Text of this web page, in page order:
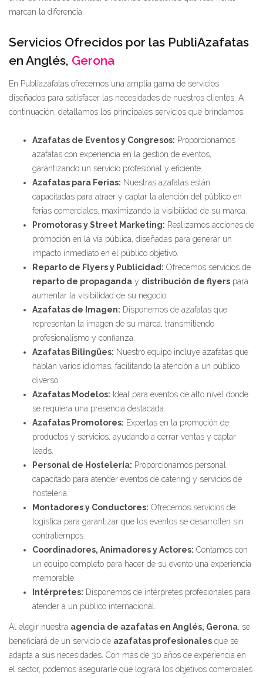
marcan la diferencia.
Servicios Ofrecidos por las PubliAzafatas
en Anglés, Gerona
En Publiazafatas ofrecemos una amplia gama de servicios
diseñados para satisfacer las necesidades de nuestros clientes. A
continuación, detallamos los principales servicios que brindamos:
Azafatas de Eventos y Congresos: Proporcionamos
azafatas con experiencia en la gestión de eventos,
garantizando un servicio profesional y eficiente.
Azafatas para Ferias: Nuestras azafatas están
capacitadas para atraer y captar la atención del público en
ferias comerciales, maximizando la visibilidad de su marca.
Promotoras y Street Marketing: Realizamos acciones de
promoción en la vía pública, diseñadas para generar un
impacto inmediato en el público objetivo.
Reparto de Flyers y Publicidad: Ofrecemos servicios de
reparto de propaganda y distribución de flyers para
aumentar la visibilidad de su negocio.
Azafatas de Imagen: Disponemos de azafatas que
representan la imagen de su marca, transmitiendo
profesionalismo y confianza.
Azafatas Bilingües: Nuestro equipo incluye azafatas que
hablan varios idiomas, facilitando la atención a un público
diverso.
Azafatas Modelos: Ideal para eventos de alto nivel donde
se requiera una presencia destacada.
Azafatas Promotores: Expertas en la promoción de
productos y servicios, ayudando a cerrar ventas y captar
leads.
Personal de Hostelería: Proporcionamos personal
capacitado para atender eventos de catering y servicios de
hostelería.
Montadores y Conductores: Ofrecemos servicios de
logística para garantizar que los eventos se desarrollen sin
contratiempos.
Coordinadores, Animadores y Actores: Contamos con
un equipo completo para hacer de su evento una experiencia
memorable.
Intérpretes: Disponemos de intérpretes profesionales para
atender a un público internacional.
Al elegir nuestra agencia de azafatas en Anglés, Gerona, se
beneficiará de un servicio de azafatas profesionales que se
adapta a sus necesidades. Con más de 30 años de experiencia en
el sector, podemos asegurarle que logrará los objetivos comerciales